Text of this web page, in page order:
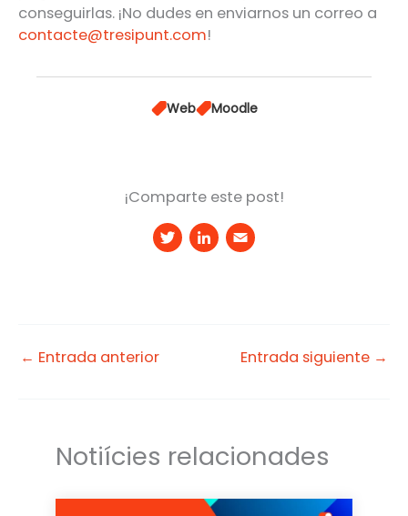
conseguirlas. ¡No dudes en enviarnos un correo a
contacte@tresipunt.com!
Web Moodle
¡Comparte este post!
T Li
d
← Entrada anterior Entrada siguiente →
Notiícies relacionades